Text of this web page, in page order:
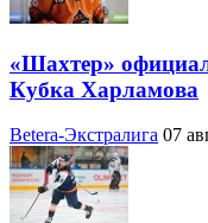
«Шахтер»
Кубка Харламова
Betera-Экстралига 07